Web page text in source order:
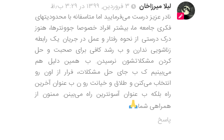
لیلا میرزاخان
۳ فروردین, ۱۳۹۹ در ۳:۲۹ ب٫ظ
نادر عزیز درست می‌فرمایید اما متاسفانه با محدودیتهای
فکری جامعه ما، بیشتر افراد خصوصا جوونترها، هنوز
درک درستی از نحوه رفتار و عمل در جریان یک رابطه
زناشویی ندارن و ب رشد کافی برای صحبت و حل
کردن مشکلاتشون نرسیدن. ب همین دلیل هم
می‌بینیم ک ب جای حل مشکلات، فرار از اون رو
انتخاب می‌کنن و طلاق و خیانت رو ن ب عنوان آخرین
راه بلکه ب عنوان آسونترین راه می‌بینن. ممنون از
همراهی شما
پاسخ